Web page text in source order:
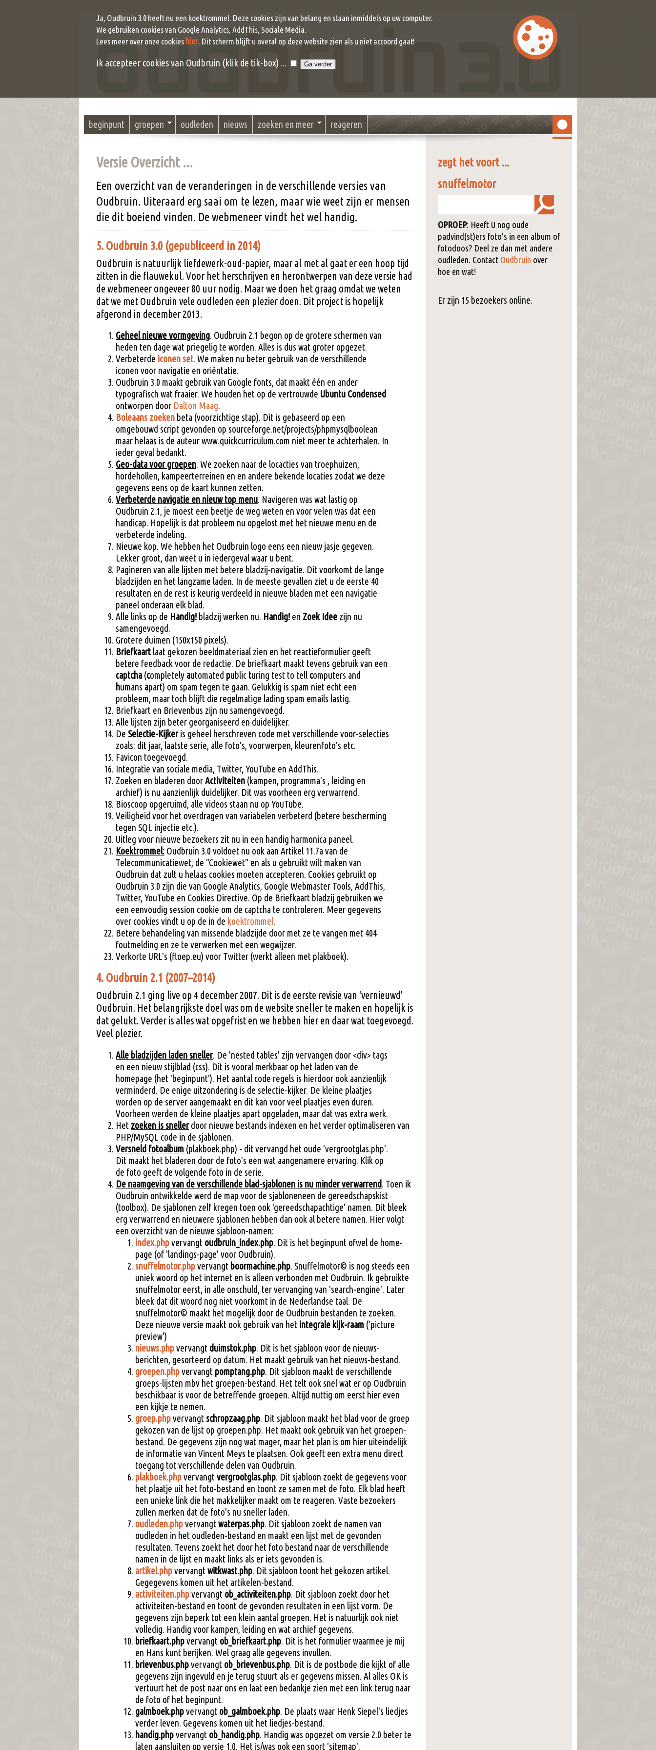
beginpunt groepen oudleden nieuws zoeken en meer reageren
Versie Overzicht ...
Een overzicht van de veranderingen in de verschillende versies van
Oudbruin. Uiteraard erg saai om te lezen, maar wie weet zijn er mensen
die dit boeiend vinden. De webmeneer vindt het wel handig.
5. Oudbruin 3.0 (gepubliceerd in 2014)
Oudbruin is natuurlijk liefdewerk-oud-papier, maar al met al gaat er een hoop tijd
zitten in die flauwekul. Voor het herschrijven en herontwerpen van deze versie had
de webmeneer ongeveer 80 uur nodig. Maar we doen het graag omdat we weten
dat we met Oudbruin vele oudleden een plezier doen. Dit project is hopelijk
afgerond in december 2013.
Geheel nieuwe vormgeving. Oudbruin 2.1 begon op de grotere schermen van
heden ten dage wat priegelig te worden. Alles is dus wat groter opgezet.
Verbeterde iconen set. We maken nu beter gebruik van de verschillende
iconen voor navigatie en oriëntatie.
Oudbruin 3.0 maakt gebruik van Google fonts, dat maakt één en ander
typografisch wat fraaier. We houden het op de vertrouwde Ubuntu Condensed
ontworpen door Dalton Maag.
Boleaans zoeken beta (voorzichtige stap). Dit is gebaseerd op een
omgebouwd script gevonden op sourceforge.net/projects/phpmysqlboolean
maar helaas is de auteur www.quickcurriculum.com niet meer te achterhalen. In
ieder geval bedankt.
Geo-data voor groepen. We zoeken naar de locacties van troephuizen,
hordehollen, kampeerterreinen en en andere bekende locaties zodat we deze
gegevens eens op de kaart kunnen zetten.
Verbeterde navigatie en nieuw top menu. Navigeren was wat lastig op
Oudbruin 2.1, je moest een beetje de weg weten en voor velen was dat een
handicap. Hopelijk is dat probleem nu opgelost met het nieuwe menu en de
verbeterde indeling.
Nieuwe kop. We hebben het Oudbruin logo eens een nieuw jasje gegeven.
Lekker groot, dan weet u in iedergeval waar u bent.
Pagineren van alle lijsten met betere bladzij-navigatie. Dit voorkomt de lange
bladzijden en het langzame laden. In de meeste gevallen ziet u de eerste 40
resultaten en de rest is keurig verdeeld in nieuwe bladen met een navigatie
paneel onderaan elk blad.
Alle links op de Handig! bladzij werken nu. Handig! en Zoek Idee zijn nu
samengevoegd.
Grotere duimen (150x150 pixels).
Briefkaart laat gekozen beeldmateriaal zien en het reactieformulier geeft
betere feedback voor de redactie. De briefkaart maakt tevens gebruik van een
captcha (completely automated public turing test to tell computers and
humans apart) om spam tegen te gaan. Gelukkig is spam niet echt een
probleem, maar toch blijft die regelmatige lading spam emails lastig.
Briefkaart en Brievenbus zijn nu samengevoegd.
Alle lijsten zijn beter georganiseerd en duidelijker.
De Selectie-Kijkeris geheel herschreven code met verschillende voor-selecties
zoals: dit jaar, laatste serie, alle foto's, voorwerpen, kleurenfoto's etc.
Favicon toegevoegd.
Integratie van sociale media, Twitter, YouTube en AddThis.
Zoeken en bladeren doorActiviteiten (kampen, programma's , leiding en
archief) is nu aanzienlijk duidelijker. Dit was voorheen erg verwarrend.
Bioscoop opgeruimd, alle videos staan nu op YouTube.
Veiligheid voor het overdragen van variabelen verbeterd (betere bescherming
tegen SQL injectie etc.).
Uitleg voor nieuwe bezoekers zit nu in een handig harmonica paneel.
Koektrommel: Oudbruin 3.0 voldoet nu ook aan Artikel 11.7a van de
Telecommunicatiewet, de "Cookiewet" en als u gebruikt wilt maken van
Oudbruin dat zult u helaas cookies moeten accepteren. Cookies gebruikt op
Oudbruin 3.0 zijn die van Google Analytics, Google Webmaster Tools, AddThis,
Twitter, YouTube en Cookies Directive. Op de Briefkaart bladzij gebruiken we
een eenvoudig session cookie om de captcha te controleren. Meer gegevens
over cookies vindt u op de in de koektrommel.
Betere behandeling van missende bladzijde door met ze te vangen met 404
foutmelding en ze te verwerken met een wegwijzer.
Verkorte URL's (floep.eu) voor Twitter (werkt alleen met plakboek).
4. Oudbruin 2.1 (2007–2014)
Oudbruin 2.1 ging live op 4 december 2007. Dit is de eerste revisie van 'vernieuwd'
Oudbruin. Het belangrijkste doel was om de website sneller te maken en hopelijk is
dat gelukt. Verder is alles wat opgefrist en we hebben hier en daar wat toegevoegd.
Veel plezier.
Alle bladzijden laden sneller. De 'nested tables' zijn vervangen door <div> tags
en een nieuw stijlblad (css). Dit is vooral merkbaar op het laden van de
homepage (het 'beginpunt'). Het aantal code regels is hierdoor ook aanzienlijk
verminderd. De enige uitzondering is de selectie-kijker. De kleine plaatjes
worden op de server aangemaakt en dit kan voor veel plaatjes even duren.
Voorheen werden de kleine plaatjes apart opgeladen, maar dat was extra werk.
Het zoeken is snellerdoor nieuwe bestands indexen en het verder optimaliseren van
PHP/MySQL code in de sjablonen.
Versneld fotoalbum (plakboek.php) - dit vervangd het oude 'vergrootglas.php'.
Dit maakt het bladeren door de foto's een wat aangenamere ervaring. Klik op
de foto geeft de volgende foto in de serie.
De naamgeving van de verschillende blad-sjablonen is nu minder verwarrend. Toen ik
Oudbruin ontwikkelde werd de map voor de sjabloneneen de gereedschapskist
(toolbox). De sjablonen zelf kregen toen ook 'gereedschapachtige' namen. Dit bleek
erg verwarrend en nieuwere sjablonen hebben dan ook al betere namen. Hier volgt
een overzicht van de nieuwe sjabloon-namen:
index.phpvervangt oudbruin_index.php. Dit is het beginpunt ofwel de home-
page (of 'landings-page' voor Oudbruin).
snuffelmotor.phpvervangt boormachine.php. Snuffelmotor© is nog steeds een
uniek woord op het internet en is alleen verbonden met Oudbruin. Ik gebruikte
snuffelmotor eerst, in alle onschuld, ter vervanging van 'search-engine'. Later
bleek dat dit woord nog niet voorkomt in de Nederlandse taal. De
snuffelmotor© maakt het mogelijk door de Oudbruin bestanden te zoeken.
Deze nieuwe versie maakt ook gebruik van het integrale kijk-raam ('picture
preview')
nieuws.phpvervangt duimstok.php. Dit is het sjabloon voor de nieuws-
berichten, gesorteerd op datum. Het maakt gebruik van het nieuws-bestand.
groepen.phpvervangt pomptang.php. Dit sjabloon maakt de verschillende
groeps-lijsten mbv het groepen-bestand. Het telt ook snel wat er op Oudbruin
beschikbaar is voor de betreffende groepen. Altijd nuttig om eerst hier even
een kijkje te nemen.
groep.phpvervangt schropzaag.php. Dit sjabloon maakt het blad voor de groep
gekozen van de lijst op groepen.php. Het maakt ook gebruik van het groepen-
bestand. De gegevens zijn nog wat mager, maar het plan is om hier uiteindelijk
de informatie van Vincent Meys te plaatsen. Ook geeft een extra menu direct
toegang tot verschillende delen van Oudbruin.
plakboek.phpvervangt vergrootglas.php. Dit sjabloon zoekt de gegevens voor
het plaatje uit het foto-bestand en toont ze samen met de foto. Elk blad heeft
een unieke link die het makkelijker maakt om te reageren. Vaste bezoekers
zullen merken dat de foto's nu sneller laden.
oudleden.phpvervangt waterpas.php. Dit sjabloon zoekt de namen van
oudleden in het oudleden-bestand en maakt een lijst met de gevonden
resultaten. Tevens zoekt het door het foto bestand naar de verschillende
namen in de lijst en maakt links als er iets gevonden is.
artikel.phpvervangt witkwast.php. Dit sjabloon toont het gekozen artikel.
Gegegevens komen uit het artikelen-bestand.
activiteiten.phpvervangt ob_activiteiten.php. Dit sjabloon zoekt door het
activiteiten-bestand en toont de gevonden resultaten in een lijst vorm. De
gegevens zijn beperk tot een klein aantal groepen. Het is natuurlijk ook niet
volledig. Handig voor kampen, leiding en wat archief gegevens.
briefkaart.phpvervangt ob_briefkaart.php. Dit is het formulier waarmee je mij
en Hans kunt berijken. Wel graag alle gegevens invullen.
brievenbus.phpvervangt ob_brievenbus.php. Dit is de postbode die kijkt of alle
gegevens zijn ingevuld en je terug stuurt als er gegevens missen. Al alles OK is
vertuurt het de post naar ons en laat een bedankje zien met een link terug naar
de foto of het beginpunt.
galmboek.phpvervangt ob_galmboek.php. De plaats waar Henk Siepel's liedjes
verder leven. Gegevens komen uit het liedjes-bestand.
handig.phpvervangt ob_handig.php. Handig was opgezet om versie 2.0 beter te
laten aansluiten op versie 1.0. Het is/was ook een soort 'sitemap'.
zegt het voort ...
snuffelmotor
OPROEP: Heeft U nog oude
padvind(st)ers foto's in een album of
fotodoos? Deel ze dan met andere
oudleden. Contact Oudbruin over
hoe en wat!
Er zijn 15 bezoekers online.
Ja, Oudbruin 3.0 heeft nu een koektrommel. Deze cookies zijn van belang en staan inmiddels op uw computer.
We gebruiken cookies van Google Analytics, AddThis, Sociale Media.
Lees meer over onze cookies hier. Dit scherm blijft u overal op deze website zien als u niet accoord gaat!
Ik accepteer cookies van Oudbruin (klik de tik-box) ...